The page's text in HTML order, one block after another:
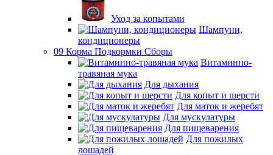
Уход за копытами
Шампуни,
кондиционеры
09 Корма Подкормки Сборы
Витаминно-
травяная мука
Для дыхания
Для копыт и шерсти
Для маток и жеребят
Для мускулатуры
Для пищеварения
Для пожилых
лошадей